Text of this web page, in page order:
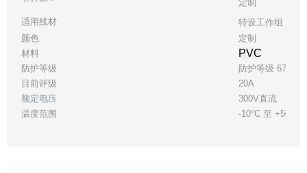
定制
适用线材
特设工作组 22
颜色
定制
材料
PVC
防护等级
防护等级 67
目前评级
20A
额定电压
300V直流
温度范围
-10°C 至 +50°C